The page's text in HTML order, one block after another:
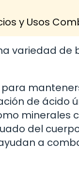
y Usos
variedad de
para
de ácido
minerales
del
a